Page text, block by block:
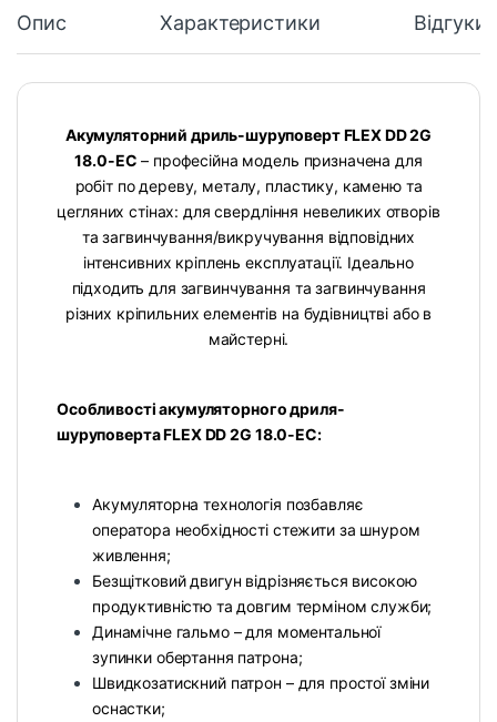
Опис Характеристики Відгуки
Акумуляторний дриль-шуруповерт FLEX DD 2G
18.0-EC – професійна модель призначена для
робіт по дереву, металу, пластику, каменю та
цегляних стінах: для свердління невеликих отворів
та загвинчування/викручування відповідних
інтенсивних кріплень експлуатації. Ідеально
підходить для загвинчування та загвинчування
різних кріпильних елементів на будівництві або в
майстерні.
Особливості акумуляторного дриля-
шуруповерта FLEX DD 2G 18.0-EC:
Акумуляторна технологія позбавляє
оператора необхідності стежити за шнуром
живлення;
Безщітковий двигун відрізняється високою
продуктивністю та довгим терміном служби;
Динамічне гальмо – для моментальної
зупинки обертання патрона;
Швидкозатискний патрон – для простої зміни
оснастки;